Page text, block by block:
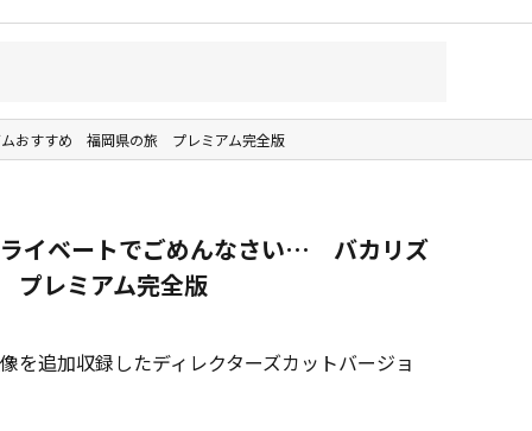
おすすめ 福岡県の旅 プレミアム完全版
イベートでごめんなさい… バカリズ
レミアム完全版
を追加収録したディレクターズカットバージョ